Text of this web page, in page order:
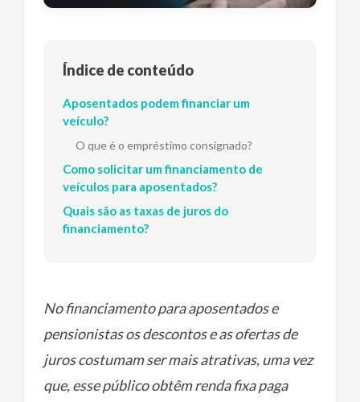
Índice de conteúdo
Aposentados podem financiar um
veículo?
O que é o empréstimo consignado?
Como solicitar um financiamento de
veículos para aposentados?
Quais são as taxas de juros do
financiamento?
No financiamento para aposentados e
pensionistas os descontos e as ofertas de
juros costumam ser mais atrativas, uma vez
que, esse público obtêm renda fixa paga